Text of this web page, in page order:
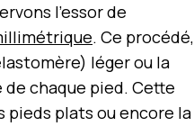
l’essor de
. Ce procédé,
léger ou la
chaque pied. Cette
pieds plats ou encore la